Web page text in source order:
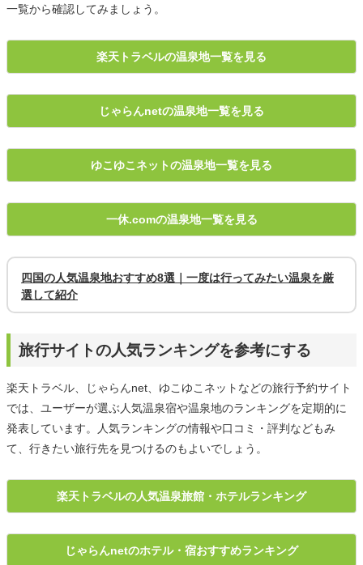
一覧から確認してみましょう。
楽天トラベルの温泉地一覧を見る
じゃらんnetの温泉地一覧を見る
ゆこゆこネットの温泉地一覧を見る
一休.comの温泉地一覧を見る
四国の人気温泉地おすすめ8選｜一度は行ってみたい温泉を厳
選して紹介
旅行サイトの人気ランキングを参考にする
楽天トラベル、じゃらんnet、ゆこゆこネットなどの旅行予約サイト
では、ユーザーが選ぶ人気温泉宿や温泉地のランキングを定期的に
発表しています。人気ランキングの情報や口コミ・評判などもみ
て、行きたい旅行先を見つけるのもよいでしょう。
楽天トラベルの人気温泉旅館・ホテルランキング
じゃらんnetのホテル・宿おすすめランキング